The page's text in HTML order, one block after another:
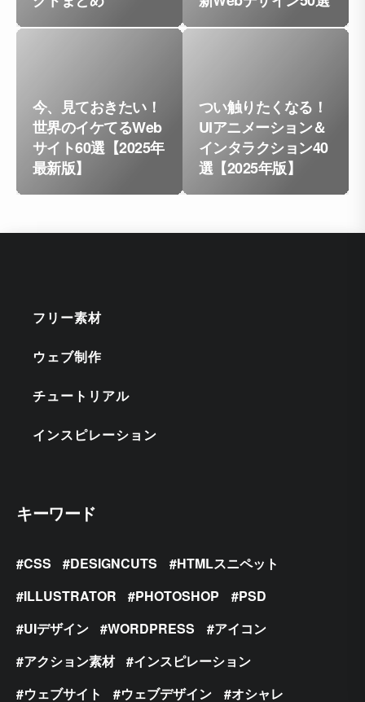
今、見ておきたい！
世界のイケてるWeb
サイト60選【2025年
最新版】
つい触りたくなる！
UIアニメーション＆
インタラクション40
選【2025年版】
フリー素材
ウェブ制作
チュートリアル
インスピレーション
キーワード
CSS DESIGNCUTS
HTMLスニペット
ILLUSTRATOR
PHOTOSHOP
PSD
UIデザイン
WORDPRESS
アイコン
アクション素材
インスピレーション
ウェブサイト
ウェブデザイン オシャレ